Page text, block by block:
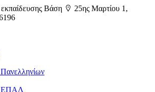
Βάση
25ης Μαρτίου 1,
ΕΠΑΛ